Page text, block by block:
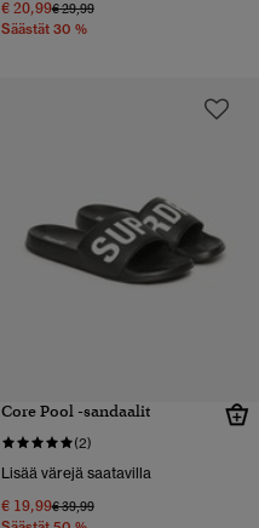
€ 20,99Hinta alennettu hinnasta
€ 29,99hintaan
Säästät 30 %
Core Pool -sandaalit
(2)
Lisää värejä saatavilla
€ 19,99Hinta alennettu hinnasta
€ 39,99hintaan